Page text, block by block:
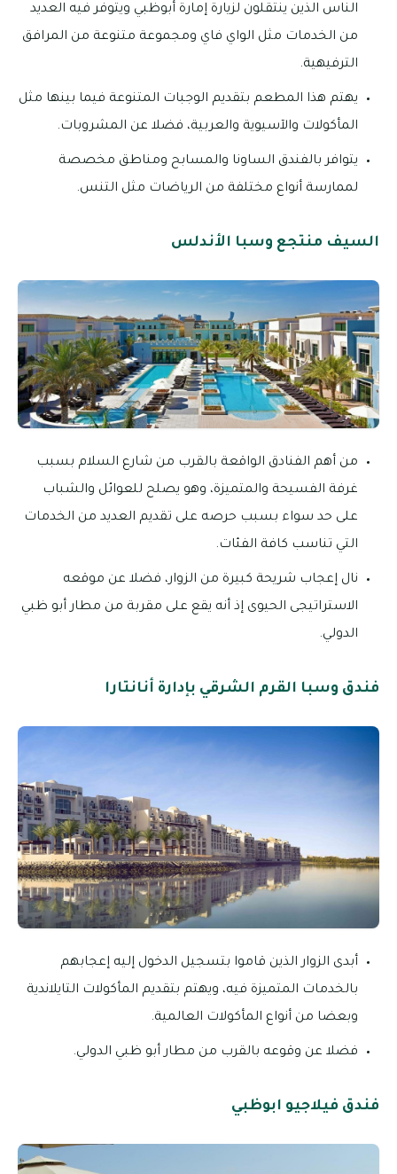
الناس الذين ينتقلون لزيارة إمارة أبوظبي ويتوفر فيه العديد
من الخدمات مثل الواي فاي ومجموعة متنوعة من المرافق
الترفيهية.
يهتم هذا المطعم بتقديم الوجبات المتنوعة فيما بينها مثل
المأكولات والآسيوية والعربية، فضلا عن المشروبات.
يتوافر بالفندق الساونا والمسابح ومناطق مخصصة
لممارسة أنواع مختلفة من الرياضات مثل التنس.
السيف منتجع وسبا الأندلس
من أهم الفنادق الواقعة بالقرب من شارع السلام بسبب
غرفة الفسيحة والمتميزة، وهو يصلح للعوائل والشباب
على حد سواء بسبب حرصه على تقديم العديد من الخدمات
التي تناسب كافة الفئات.
نال إعجاب شريحة كبيرة من الزوار، فضلا عن موقعه
الاستراتيجى الحيوى إذ أنه يقع على مقربة من مطار أبو ظبي
الدولي.
فندق وسبا القرم الشرقي بإدارة أنانتارا
أبدى الزوار الذين قاموا بتسجيل الدخول إليه إعجابهم
بالخدمات المتميزة فيه، ويهتم بتقديم المأكولات التايلاندية
وبعضا من أنواع المأكولات العالمية.
فضلا عن وقوعه بالقرب من مطار أبو ظبي الدولي.
فندق فيلاجيو ابوظبي